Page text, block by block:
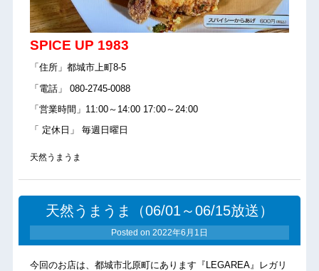
SPICE UP 1983
「住所」都城市上町8-5
「電話」 080-2745-0088
「営業時間」11:00～14:00 17:00～24:00
「 定休日」 毎週日曜日
天然うまうま
天然うまうま（06/01～06/15放送）
Posted on 2022年6月1日
今回のお店は、都城市北原町にあります『LEGAREA』レガリ